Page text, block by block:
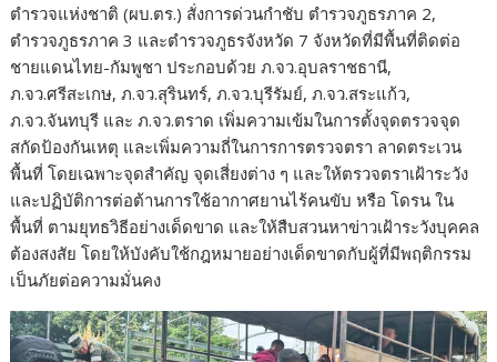
ตำรวจแห่งชาติ (ผบ.ตร.) สั่งการด่วนกำชับ ตำรวจภูธรภาค 2,
ตำรวจภูธรภาค 3 และตำรวจภูธรจังหวัด 7 จังหวัดที่มีพื้นที่ติดต่อ
ชายแดนไทย-กัมพูชา ประกอบด้วย ภ.จว.อุบลราชธานี,
ภ.จว.ศรีสะเกษ, ภ.จว.สุรินทร์, ภ.จว.บุรีรัมย์, ภ.จว.สระแก้ว,
ภ.จว.จันทบุรี และ ภ.จว.ตราด เพิ่มความเข้มในการตั้งจุดตรวจจุด
สกัดป้องกันเหตุ และเพิ่มความถี่ในการการตรวจตรา ลาดตระเวน
พื้นที่ โดยเฉพาะจุดสำคัญ จุดเสี่ยงต่าง ๆ และให้ตรวจตราเฝ้าระวัง
และปฏิบัติการต่อต้านการใช้อากาศยานไร้คนขับ หรือ โดรน ใน
พื้นที่ ตามยุทธวิธีอย่างเด็ดขาด และให้สืบสวนหาข่าวเฝ้าระวังบุคคล
ต้องสงสัย โดยให้บังคับใช้กฎหมายอย่างเด็ดขาดกับผู้ที่มีพฤติกรรม
เป็นภัยต่อความมั่นคง